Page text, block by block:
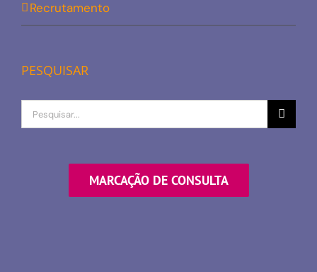
Recrutamento
PESQUISAR
Procurar
por
MARCAÇÃO DE CONSULTA